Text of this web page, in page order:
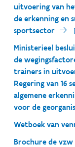
uitvoering van
de erkenning en
sportsector
Ministerieel
de
trainers in
Regering van 16
algemene
voor de
Wetboek van
Brochure de vzw